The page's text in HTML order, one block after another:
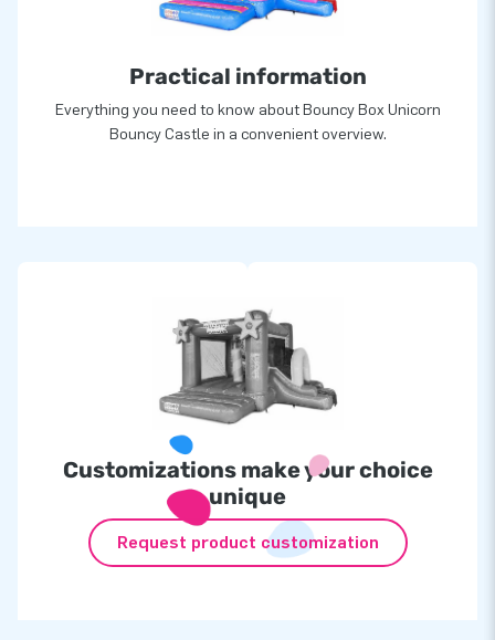
Practical information
Everything you need to know about Bouncy Box Unicorn
Bouncy Castle in a convenient overview.
Customizations make your choice
unique
Request product customization